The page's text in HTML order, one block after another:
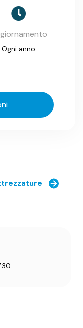
Ogni anno